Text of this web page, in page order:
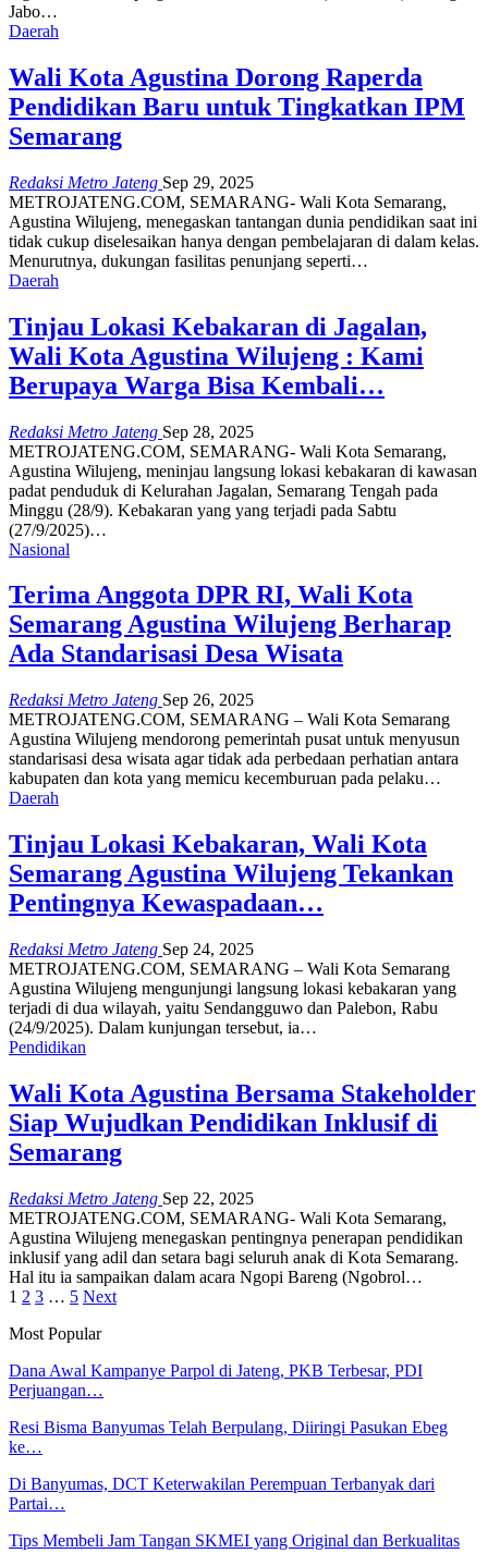
Jabo…
Daerah
Wali Kota Agustina Dorong Raperda
Pendidikan Baru untuk Tingkatkan IPM
Semarang
Redaksi Metro Jateng Sep 29, 2025
METROJATENG.COM, SEMARANG- Wali Kota Semarang,
Agustina Wilujeng, menegaskan tantangan dunia pendidikan saat ini
tidak cukup diselesaikan hanya dengan pembelajaran di dalam kelas.
Menurutnya, dukungan fasilitas penunjang seperti…
Daerah
Tinjau Lokasi Kebakaran di Jagalan,
Wali Kota Agustina Wilujeng : Kami
Berupaya Warga Bisa Kembali…
Redaksi Metro Jateng Sep 28, 2025
METROJATENG.COM, SEMARANG- Wali Kota Semarang,
Agustina Wilujeng, meninjau langsung lokasi kebakaran di kawasan
padat penduduk di Kelurahan Jagalan, Semarang Tengah pada
Minggu (28/9). Kebakaran yang yang terjadi pada Sabtu
(27/9/2025)…
Nasional
Terima Anggota DPR RI, Wali Kota
Semarang Agustina Wilujeng Berharap
Ada Standarisasi Desa Wisata
Redaksi Metro Jateng Sep 26, 2025
METROJATENG.COM, SEMARANG – Wali Kota Semarang
Agustina Wilujeng mendorong pemerintah pusat untuk menyusun
standarisasi desa wisata agar tidak ada perbedaan perhatian antara
kabupaten dan kota yang memicu kecemburuan pada pelaku…
Daerah
Tinjau Lokasi Kebakaran, Wali Kota
Semarang Agustina Wilujeng Tekankan
Pentingnya Kewaspadaan…
Redaksi Metro Jateng Sep 24, 2025
METROJATENG.COM, SEMARANG – Wali Kota Semarang
Agustina Wilujeng mengunjungi langsung lokasi kebakaran yang
terjadi di dua wilayah, yaitu Sendangguwo dan Palebon, Rabu
(24/9/2025). Dalam kunjungan tersebut, ia…
Pendidikan
Wali Kota Agustina Bersama Stakeholder
Siap Wujudkan Pendidikan Inklusif di
Semarang
Redaksi Metro Jateng Sep 22, 2025
METROJATENG.COM, SEMARANG- Wali Kota Semarang,
Agustina Wilujeng menegaskan pentingnya penerapan pendidikan
inklusif yang adil dan setara bagi seluruh anak di Kota Semarang.
Hal itu ia sampaikan dalam acara Ngopi Bareng (Ngobrol…
1 2 3 … 5 Next
Most Popular
Dana Awal Kampanye Parpol di Jateng, PKB Terbesar, PDI
Perjuangan…
Resi Bisma Banyumas Telah Berpulang, Diiringi Pasukan Ebeg
ke…
Di Banyumas, DCT Keterwakilan Perempuan Terbanyak dari
Partai…
Tips Membeli Jam Tangan SKMEI yang Original dan Berkualitas